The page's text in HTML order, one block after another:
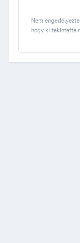
Nem
hogy ki tekintette